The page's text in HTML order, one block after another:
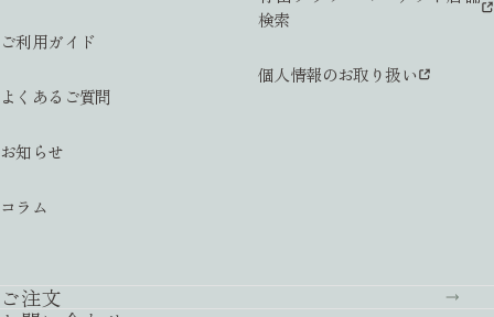
ご利用ガイド
よくあるご質問
お知らせ
コラム
検索
個人情報のお取り扱い
ご注文